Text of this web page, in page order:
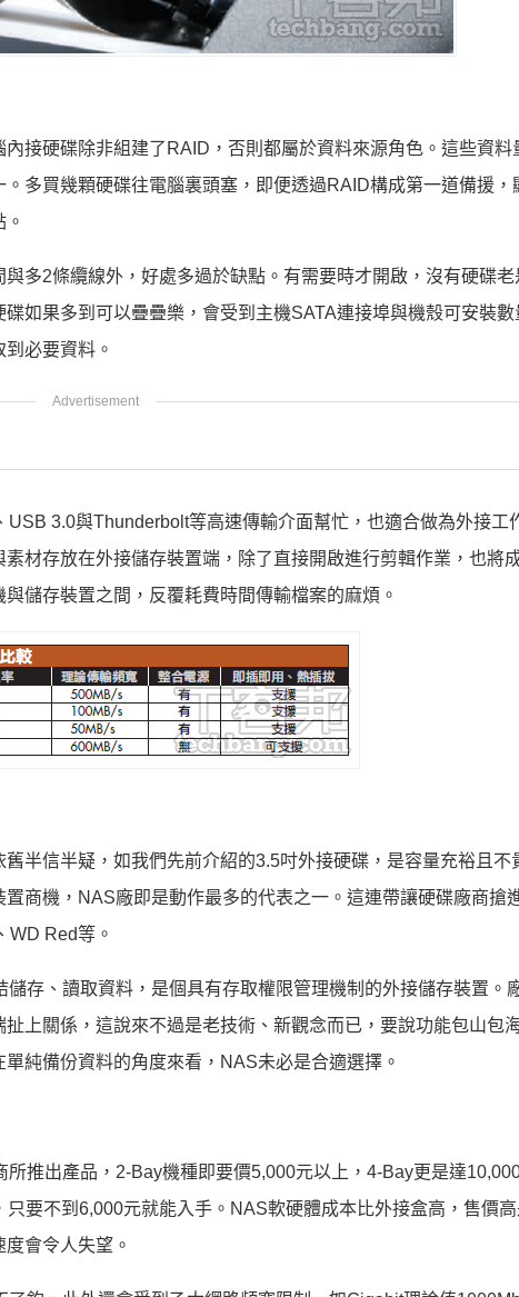
接硬碟除非組建了RAID，否則都屬於資料來源角色。這些資料
多買幾顆硬碟往電腦裏頭塞，即便透過RAID構成第一道備援，
多2條纜線外，好處多過於缺點。有需要時才開啟，沒有硬碟老
如果多到可以疊疊樂，會受到主機SATA連接埠與機殼可安裝
必要資料。
3.0與Thunderbolt等高速傳輸介面幫忙，也適合做為外接工
材存放在外接儲存裝置端，除了直接開啟進行剪輯作業，也將
儲存裝置之間，反覆耗費時間傳輸檔案的麻煩。
半信半疑，如我們先前介紹的3.5吋外接硬碟，是容量充裕且不
商機，NAS廠即是動作最多的代表之一。這連帶讓硬碟廠商搶
WD Red等。
存、讀取資料，是個具有存取權限管理機制的外接儲存裝置。
上關係，這說來不過是老技術、新觀念而已，要說功能包山包
純備份資料的角度來看，NAS未必是合適選擇。
推出產品，2-Bay機種即要價5,000元以上，4-Bay更是達
要不到6,000元就能入手。NAS軟硬體成本比外接盒高，售價
會令人失望。